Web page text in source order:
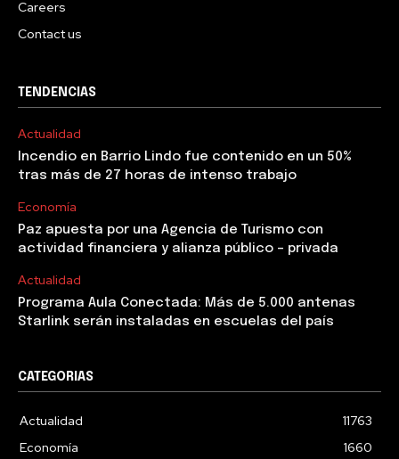
Careers
Contact us
TENDENCIAS
Actualidad
Incendio en Barrio Lindo fue contenido en un 50%
tras más de 27 horas de intenso trabajo
Economía
Paz apuesta por una Agencia de Turismo con
actividad financiera y alianza público – privada
Actualidad
Programa Aula Conectada: Más de 5.000 antenas
Starlink serán instaladas en escuelas del país
CATEGORIAS
Actualidad
11763
Economía
1660